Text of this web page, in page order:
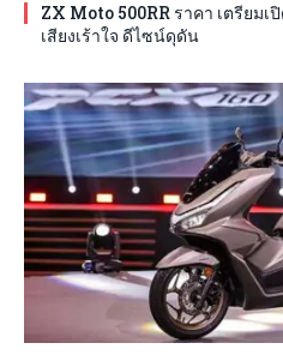
ZX Moto 500RR ราคา เตรียมเ
เสียงเร้าใจ ดีไซน์ดุดัน